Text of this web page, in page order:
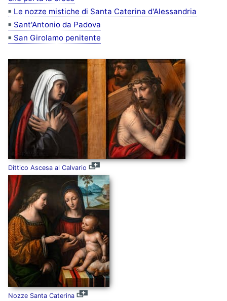
Le nozze mistiche di Santa Caterina d'Alessandria
Sant'Antonio da Padova
San Girolamo penitente
Dittico Ascesa al Calvario
Nozze Santa Caterina